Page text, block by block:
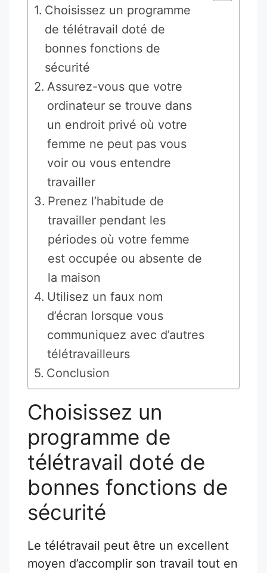
Choisissez un programme
de télétravail doté de
bonnes fonctions de
sécurité
Assurez-vous que votre
ordinateur se trouve dans
un endroit privé où votre
femme ne peut pas vous
voir ou vous entendre
travailler
Prenez l’habitude de
travailler pendant les
périodes où votre femme
est occupée ou absente de
la maison
Utilisez un faux nom
d’écran lorsque vous
communiquez avec d’autres
télétravailleurs
Conclusion
Choisissez un
programme de
télétravail doté de
bonnes fonctions de
sécurité
Le télétravail peut être un excellent
moyen d’accomplir son travail tout en